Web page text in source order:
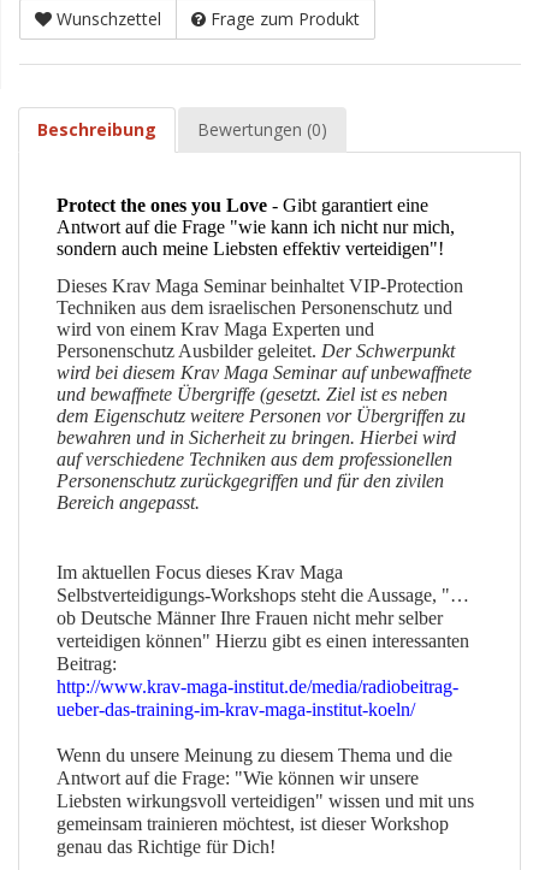
Wunschzettel Frage zum Produkt
Beschreibung Bewertungen (0)
Protect the ones you Love - Gibt garantiert eine
Antwort auf die Frage "wie kann ich nicht nur mich,
sondern auch meine Liebsten effektiv verteidigen"!
Dieses Krav Maga Seminar beinhaltet VIP-Protection
Techniken aus dem israelischen Personenschutz und
wird von einem Krav Maga Experten und
Personenschutz Ausbilder geleitet. Der Schwerpunkt
wird bei diesem Krav Maga Seminar auf unbewaffnete
und bewaffnete Übergriffe (gesetzt. Ziel ist es neben
dem Eigenschutz weitere Personen vor Übergriffen zu
bewahren und in Sicherheit zu bringen. Hierbei wird
auf verschiedene Techniken aus dem professionellen
Personenschutz zurückgegriffen und für den zivilen
Bereich angepasst.
Im aktuellen Focus dieses Krav Maga
Selbstverteidigungs-Workshops steht die Aussage, "…
ob Deutsche Männer Ihre Frauen nicht mehr selber
verteidigen können" Hierzu gibt es einen interessanten
Beitrag:
http://www.krav-maga-institut.de/media/radiobeitrag-
ueber-das-training-im-krav-maga-institut-koeln/
Wenn du unsere Meinung zu diesem Thema und die
Antwort auf die Frage: "Wie können wir unsere
Liebsten wirkungsvoll verteidigen" wissen und mit uns
gemeinsam trainieren möchtest, ist dieser Workshop
genau das Richtige für Dich!